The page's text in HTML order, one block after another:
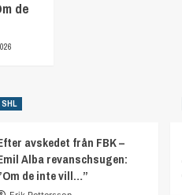
de
SHL
avskedet från FBK –
Alba revanschsugen:
de inte vill…”